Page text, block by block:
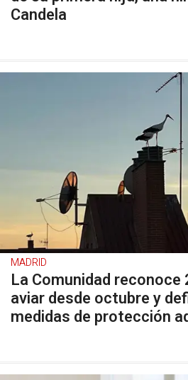
Candela
MADRID
La Comunidad
aviar desde octubre y
medidas de protección